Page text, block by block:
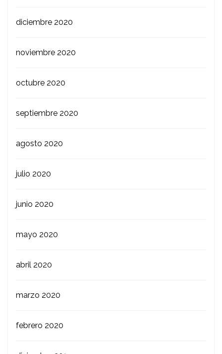
diciembre 2020
noviembre 2020
octubre 2020
septiembre 2020
agosto 2020
julio 2020
junio 2020
mayo 2020
abril 2020
marzo 2020
febrero 2020